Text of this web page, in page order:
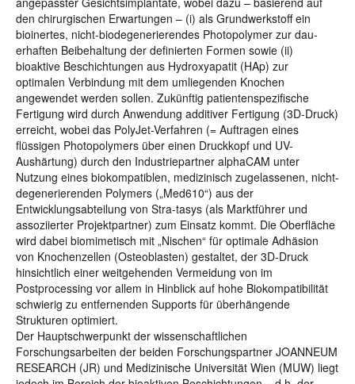
den chirurgischen Erwartungen – (i) als Grundwerkstoff ein
bioinertes, nicht-biodegenerierendes Photopolymer zur dau-
erhaften Beibehaltung der definierten Formen sowie (ii)
bioaktive Beschichtungen aus Hydroxyapatit (HAp) zur
optimalen Verbindung mit dem umliegenden Knochen
angewendet werden sollen. Zukünftig patientenspezifische
Fertigung wird durch Anwendung additiver Fertigung (3D-Druck)
erreicht, wobei das PolyJet-Verfahren (= Auftragen eines
flüssigen Photopolymers über einen Druckkopf und UV-
Aushärtung) durch den Industriepartner alphaCAM unter
Nutzung eines biokompatiblen, medizinisch zugelassenen, nicht-
degenerierenden Polymers („Med610“) aus der
Entwicklungsabteilung von Stra-tasys (als Marktführer und
assoziierter Projektpartner) zum Einsatz kommt. Die Oberfläche
wird dabei biomimetisch mit „Nischen“ für optimale Adhäsion
von Knochenzellen (Osteoblasten) gestaltet, der 3D-Druck
hinsichtlich einer weitgehenden Vermeidung von im
Postprocessing vor allem in Hinblick auf hohe Biokompatibilität
schwierig zu entfernenden Supports für überhängende
Strukturen optimiert.
Der Hauptschwerpunkt der wissenschaftlichen
Forschungsarbeiten der beiden Forschungspartner JOANNEUM
RESEARCH (JR) und Medizinische Universität Wien (MUW) liegt